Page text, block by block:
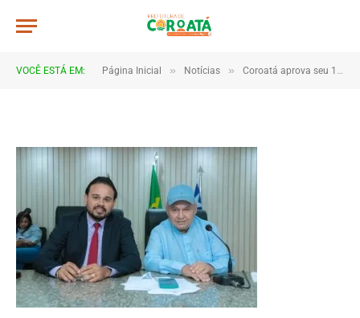
VOCÊ ESTÁ EM: Página Inicial » Notícias » Coroatá aprova seu 1º Plano Municipal de Educação Ambiental e dá passo importante rumo à sustentabilidade
IMG_3553